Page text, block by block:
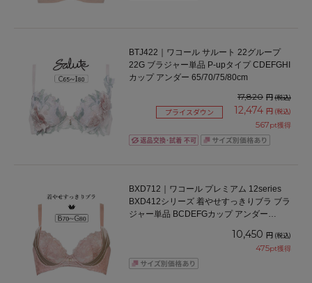
BTJ422｜ワコール サルート 22グループ
22G ブラジャー単品 P-upタイプ CDEFGHI
カップ アンダー 65/70/75/80cm
17,820 円(税込)
プライスダウン 12,474 円 (税込)
567pt獲得
BXD712｜ワコール プレミアム 12series
BXD412シリーズ 着やせすっきりブラ ブラ
ジャー単品 BCDEFGカップ アンダー
10,450 円 (税込)
475pt獲得